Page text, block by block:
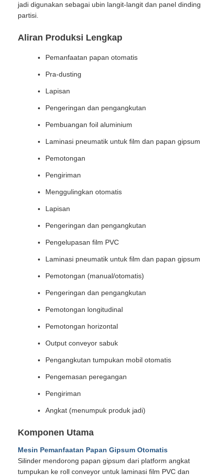
jadi digunakan sebagai ubin langit-langit dan panel dinding
partisi.
Aliran Produksi Lengkap
Pemanfaatan papan otomatis
Pra-dusting
Lapisan
Pengeringan dan pengangkutan
Pembuangan foil aluminium
Laminasi pneumatik untuk film dan papan gipsum
Pemotongan
Pengiriman
Menggulingkan otomatis
Lapisan
Pengeringan dan pengangkutan
Pengelupasan film PVC
Laminasi pneumatik untuk film dan papan gipsum
Pemotongan (manual/otomatis)
Pengeringan dan pengangkutan
Pemotongan longitudinal
Pemotongan horizontal
Output conveyor sabuk
Pengangkutan tumpukan mobil otomatis
Pengemasan peregangan
Pengiriman
Angkat (menumpuk produk jadi)
Komponen Utama
Mesin Pemanfaatan Papan Gipsum Otomatis
Silinder mendorong papan gipsum dari platform angkat
tumpukan ke roll conveyor untuk laminasi film PVC dan